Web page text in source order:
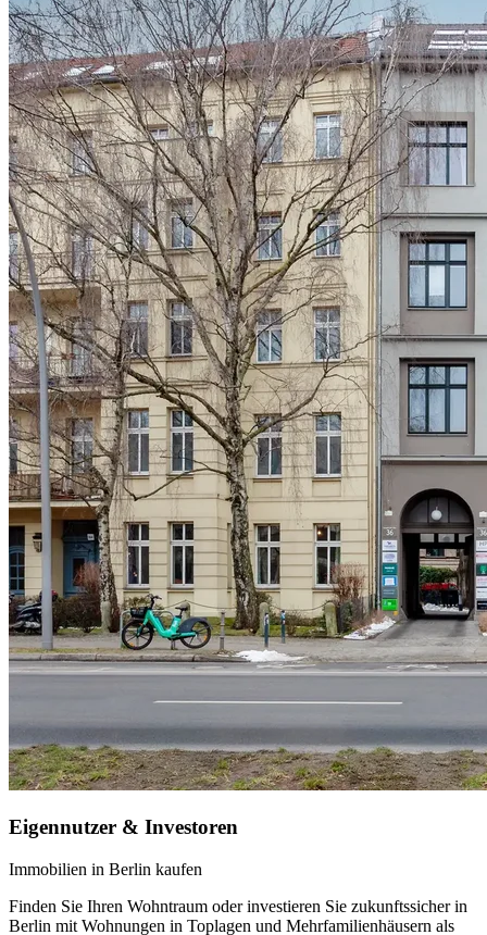
Eigennutzer & Investoren
Immobilien in Berlin kaufen
Finden Sie Ihren Wohntraum oder investieren Sie zukunftssicher in
Berlin mit Wohnungen in Toplagen und Mehrfamilienhäusern als